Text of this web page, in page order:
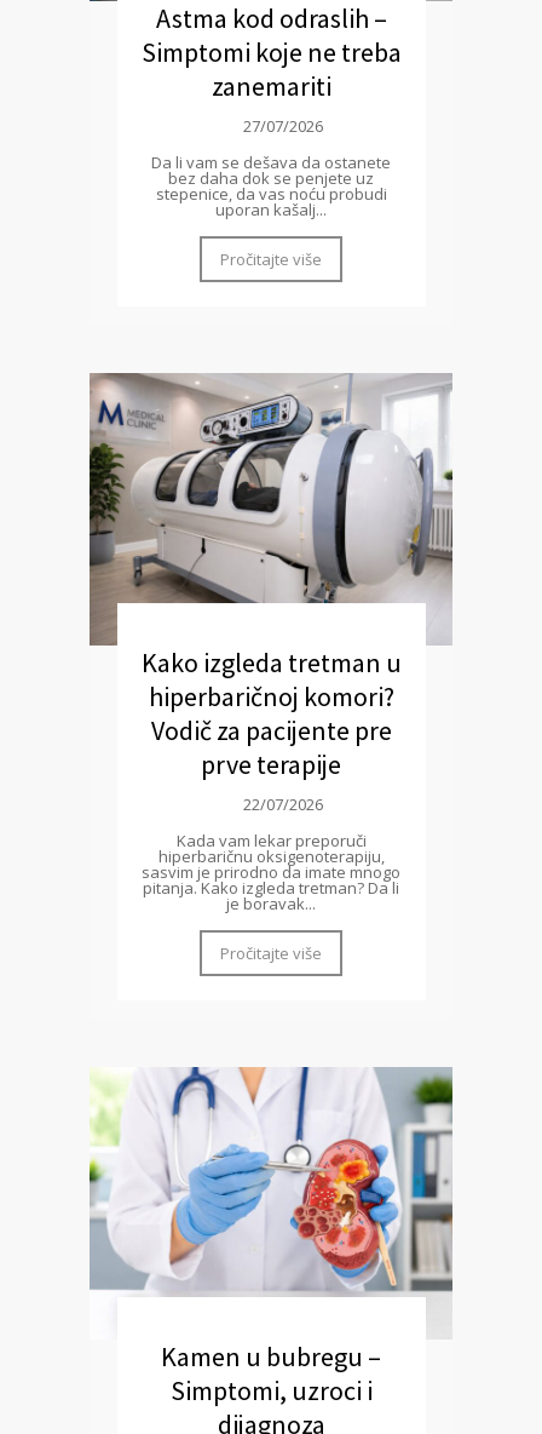
Astma kod odraslih –
Simptomi koje ne treba
zanemariti
27/07/2026
Da li vam se dešava da ostanete
bez daha dok se penjete uz
stepenice, da vas noću probudi
uporan kašalj...
Pročitajte više
Kako izgleda tretman u
hiperbaričnoj komori?
Vodič za pacijente pre
prve terapije
22/07/2026
Kada vam lekar preporuči
hiperbaričnu oksigenoterapiju,
sasvim je prirodno da imate mnogo
pitanja. Kako izgleda tretman? Da li
je boravak...
Pročitajte više
Kamen u bubregu –
Simptomi, uzroci i
dijagnoza